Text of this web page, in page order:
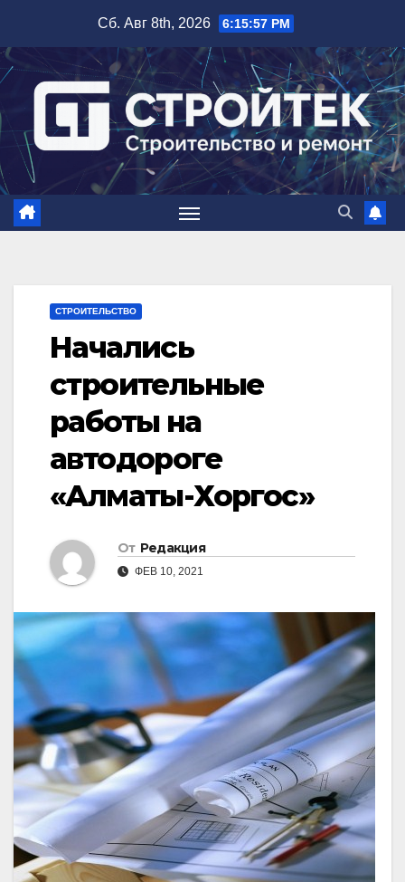
содержимому
Сб. Авг 8th, 2026 6:15:58 PM
СТРОИТЕЛЬСТВО
Начались
строительные
работы на
автодороге
«Алматы-Хоргос»
От Редакция
ФЕВ 10, 2021